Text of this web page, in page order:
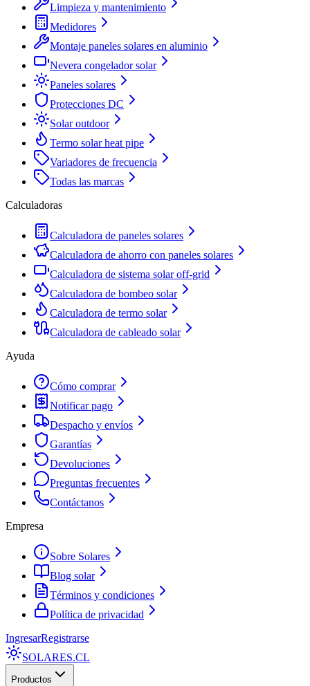
Limpieza y mantenimiento
Medidores
Montaje paneles solares en aluminio
Nevera congelador solar
Paneles solares
Protecciones DC
Solar outdoor
Termo solar heat pipe
Variadores de frecuencia
Todas las marcas
Calculadoras
Calculadora de paneles solares
Calculadora de ahorro con paneles solares
Calculadora de sistema solar off-grid
Calculadora de bombeo solar
Calculadora de termo solar
Calculadora de cableado solar
Ayuda
Cómo comprar
Notificar pago
Despacho y envíos
Garantías
Devoluciones
Preguntas frecuentes
Contáctanos
Empresa
Sobre Solares
Blog solar
Términos y condiciones
Política de privacidad
IngresarRegistrarse
SOLARES.CL
Productos